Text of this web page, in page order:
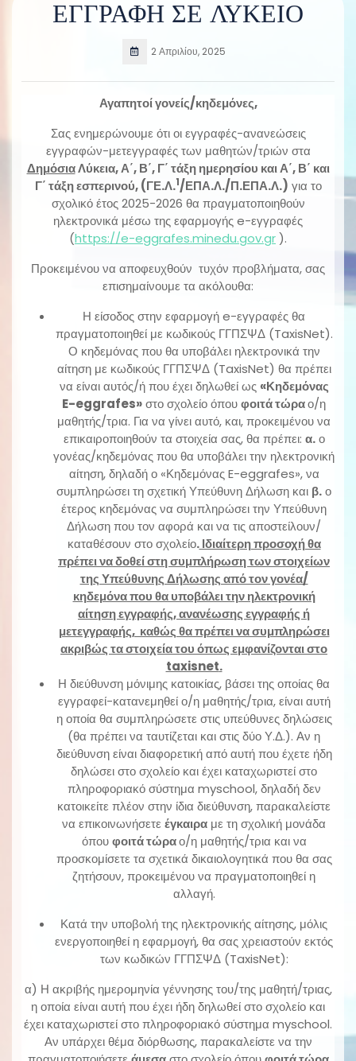
ΕΓΓΡΑΦΗ ΣΕ ΛΥΚΕΙΟ
2 Απριλίου, 2025
Αγαπητοί γονείς/κηδεμόνες,
Σας ενημερώνουμε ότι οι εγγραφές-ανανεώσεις
εγγραφών-μετεγγραφές των μαθητών/τριών στα
ΔημόσιαΛύκεια, Α΄, Β΄, Γ΄ τάξη ημερησίου και Α΄, Β΄ και
Γ΄ τάξη εσπερινού, (ΓΕ.Λ.1/ΕΠΑ.Λ./Π.ΕΠΑ.Λ.) για το
σχολικό έτος 2025-2026 θα πραγματοποιηθούν
ηλεκτρονικά μέσω της εφαρμογής e-εγγραφές
(https://e-eggrafes.minedu.gov.gr).
Προκειμένου να αποφευχθούν τυχόν προβλήματα, σας
επισημαίνουμε τα ακόλουθα:
Η είσοδος στην εφαρμογή e-εγγραφές θα
πραγματοποιηθεί με κωδικούς ΓΓΠΣΨΔ (TaxisNet).
Ο κηδεμόνας που θα υποβάλει ηλεκτρονικά την
αίτηση με κωδικούς ΓΓΠΣΨΔ (TaxisNet) θα πρέπει
να είναι αυτός/ή που έχει δηλωθεί ως «Κηδεμόνας
E-eggrafes»στο σχολείο όπουφοιτά τώραο/η
μαθητής/τρια. Για να γίνει αυτό, και, προκειμένου να
επικαιροποιηθούν τα στοιχεία σας, θα πρέπει: α.ο
γονέας/κηδεμόνας που θα υποβάλει την ηλεκτρονική
αίτηση, δηλαδή ο «Κηδεμόνας E-eggrafes», να
συμπληρώσει τη σχετική Υπεύθυνη Δήλωση και β.ο
έτερος κηδεμόνας να συμπληρώσει την Υπεύθυνη
Δήλωση που τον αφορά και να τις αποστείλουν/
καταθέσουν στο σχολείο.Ιδιαίτερη προσοχή θα
πρέπει να δοθεί στη συμπλήρωση των στοιχείων
της Υπεύθυνης Δήλωσης από τον γονέα/
κηδεμόνα που θα υποβάλει την ηλεκτρονική
αίτηση εγγραφής, ανανέωσης εγγραφής ή
μετεγγραφής, καθώς θα πρέπει να συμπληρώσει
ακριβώς τα στοιχεία του όπως εμφανίζονται στο
taxisnet.
Η διεύθυνση μόνιμης κατοικίας, βάσει της οποίας θα
εγγραφεί-κατανεμηθεί ο/η μαθητής/τρια, είναι αυτή
η οποία θα συμπληρώσετε στις υπεύθυνες δηλώσεις
(θα πρέπει να ταυτίζεται και στις δύο Υ.Δ.). Αν η
διεύθυνση είναι διαφορετική από αυτή που έχετε ήδη
δηλώσει στο σχολείο και έχει καταχωριστεί στο
πληροφοριακό σύστημα myschool, δηλαδή δεν
κατοικείτε πλέον στην ίδια διεύθυνση, παρακαλείστε
να επικοινωνήσετεέγκαιρα με τη σχολική μονάδα
όπουφοιτά τώραο/η μαθητής/τρια και να
προσκομίσετε τα σχετικά δικαιολογητικά που θα σας
ζητήσουν, προκειμένου να πραγματοποιηθεί η
αλλαγή.
Κατά την υποβολή της ηλεκτρονικής αίτησης, μόλις
ενεργοποιηθεί η εφαρμογή, θα σας χρειαστούν εκτός
των κωδικών ΓΓΠΣΨΔ (TaxisNet):
α) Η ακριβής ημερομηνία γέννησης του/της μαθητή/τριας,
η οποία είναι αυτή που έχει ήδη δηλωθεί στο σχολείο και
έχει καταχωριστεί στο πληροφοριακό σύστημα myschool.
Αν υπάρχει θέμα διόρθωσης, παρακαλείστε να την